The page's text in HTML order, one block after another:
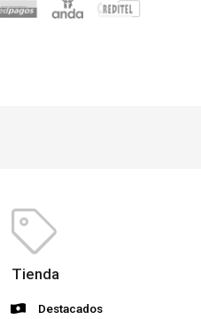
Tienda
Destacados